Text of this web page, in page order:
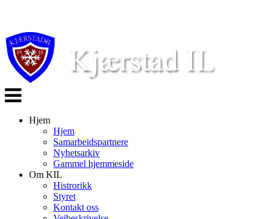
Veksle
navigasjon
Hjem
Hjem
Samarbeidspartnere
Nyhetsarkiv
Gammel hjemmeside
Om KIL
Histrorikk
Styret
Kontakt oss